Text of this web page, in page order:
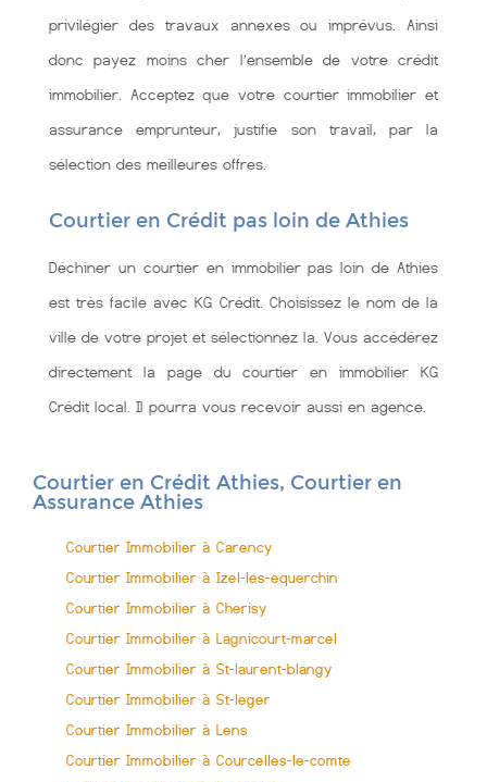
privilégier des travaux annexes ou imprévus. Ainsi
donc payez moins cher l’ensemble de votre crédit
immobilier. Acceptez que votre courtier immobilier et
assurance emprunteur, justifie son travail, par la
sélection des meilleures offres.
Courtier en Crédit pas loin de Athies
Déchiner un courtier en immobilier pas loin de Athies
est très facile avec KG Crédit. Choisissez le nom de la
ville de votre projet et sélectionnez la. Vous accédérez
directement la page du courtier en immobilier KG
Crédit local. Il pourra vous recevoir aussi en agence.
Courtier en Crédit Athies, Courtier en
Assurance Athies
Courtier Immobilier à Carency
Courtier Immobilier à Izel-les-equerchin
Courtier Immobilier à Cherisy
Courtier Immobilier à Lagnicourt-marcel
Courtier Immobilier à St-laurent-blangy
Courtier Immobilier à St-leger
Courtier Immobilier à Lens
Courtier Immobilier à Courcelles-le-comte